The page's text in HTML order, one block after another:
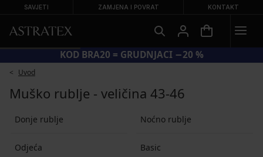
SAVJETI ZAMJENA I POVRAT KONTAKT
KOD BRA20 = GRUDNJACI −20 %
Uvod
Muško rublje - veličina 43-46
Donje rublje Noćno rublje
Odjeća Basic